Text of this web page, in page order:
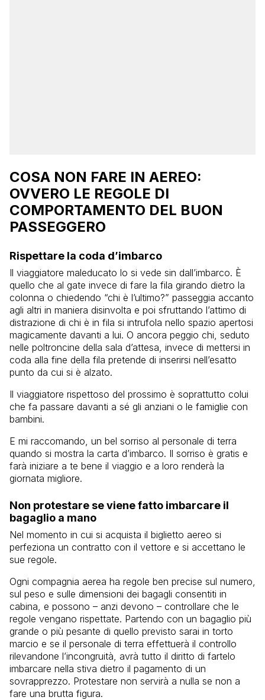
COSA NON FARE IN AEREO:
OVVERO LE REGOLE DI
COMPORTAMENTO DEL BUON
PASSEGGERO
Rispettare la coda d’imbarco
Il viaggiatore maleducato lo si vede sin dall’imbarco. È
quello che al gate invece di fare la fila girando dietro la
colonna o chiedendo “chi è l’ultimo?” passeggia accanto
agli altri in maniera disinvolta e poi sfruttando l’attimo di
distrazione di chi è in fila si intrufola nello spazio apertosi
magicamente davanti a lui. O ancora peggio chi, seduto
nelle poltroncine della sala d’attesa, invece di mettersi in
coda alla fine della fila pretende di inserirsi nell’esatto
punto da cui si è alzato.
Il viaggiatore rispettoso del prossimo è soprattutto colui
che fa passare davanti a sé gli anziani o le famiglie con
bambini.
E mi raccomando, un bel sorriso al personale di terra
quando si mostra la carta d’imbarco. Il sorriso è gratis e
farà iniziare a te bene il viaggio e a loro renderà la
giornata migliore.
Non protestare se viene fatto imbarcare il
bagaglio a mano
Nel momento in cui si acquista il biglietto aereo si
perfeziona un contratto con il vettore e si accettano le
sue regole.
Ogni compagnia aerea ha regole ben precise sul numero,
sul peso e sulle dimensioni dei bagagli consentiti in
cabina, e possono – anzi devono – controllare che le
regole vengano rispettate. Partendo con un bagaglio più
grande o più pesante di quello previsto sarai in torto
marcio e se il personale di terra effettuerà il controllo
rilevandone l’incongruità, avrà tutto il diritto di fartelo
imbarcare nella stiva dietro il pagamento di un
sovrapprezzo. Protestare non servirà a nulla se non a
fare una brutta figura.